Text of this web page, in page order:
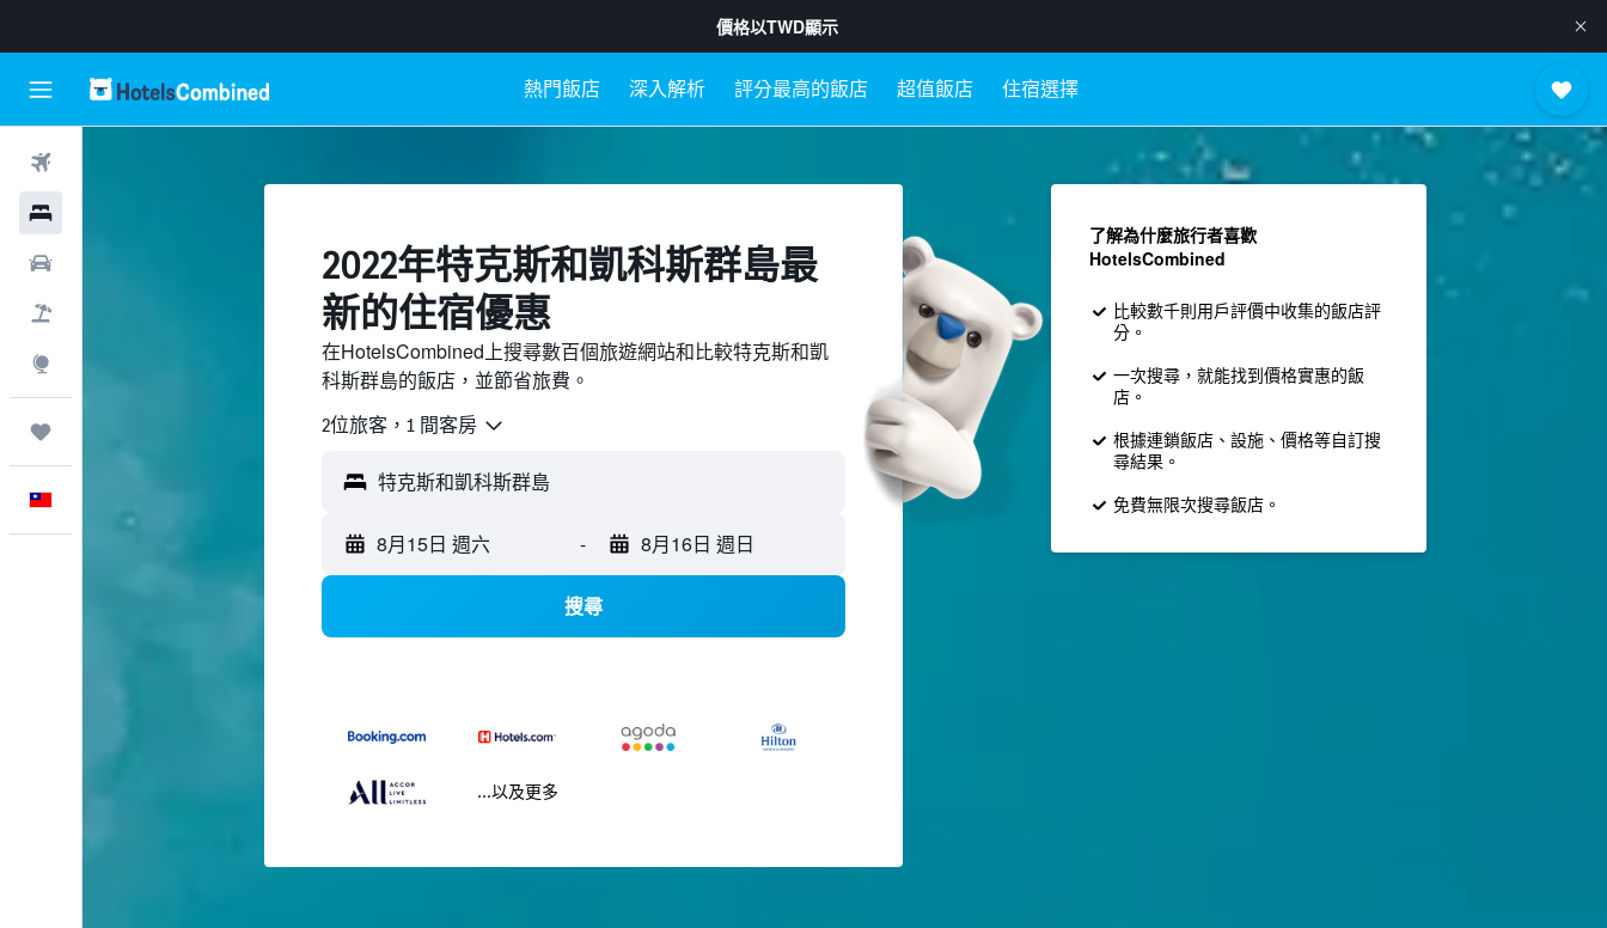
價格以TWD顯示
熱門飯店 深入解析 評分最高的飯店 超值飯店 住宿選擇
2022年特克斯和凱科斯群島最
新的住宿優惠
在HotelsCombined上搜尋數百個旅遊網站和比較特克斯和凱
科斯群島的飯店，並節省旅費。
2位旅客，1 間客房
8月15日 週六 - 8月16日 週日
搜尋
...以及更多
了解為什麼旅行者喜歡
HotelsCombined
比較數千則用戶評價中收集的飯店評
分。
一次搜尋，就能找到價格實惠的飯
店。
根據連鎖飯店、設施、價格等自訂搜
尋結果。
免費無限次搜尋飯店。